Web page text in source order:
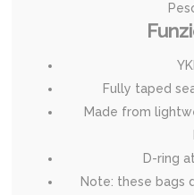
Fully taped
Made from
D-ring
Note: these bags